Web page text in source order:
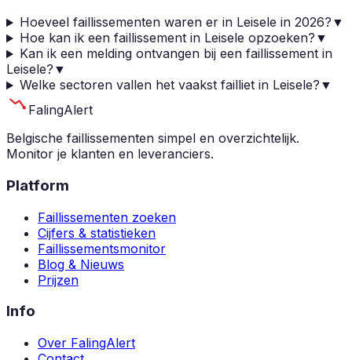
Hoeveel faillissementen waren er in Leisele in 2026? ▼
Hoe kan ik een faillissement in Leisele opzoeken? ▼
Kan ik een melding ontvangen bij een faillissement in
Leisele? ▼
Welke sectoren vallen het vaakst failliet in Leisele? ▼
FalingAlert
Belgische faillissementen simpel en overzichtelijk.
Monitor je klanten en leveranciers.
Platform
Faillissementen zoeken
Cijfers & statistieken
Faillissementsmonitor
Blog & Nieuws
Prijzen
Info
Over FalingAlert